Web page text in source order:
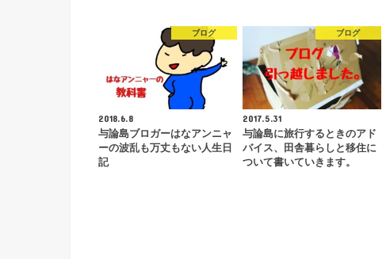
ブログ
2018.6.8
与論島ブロガーはなアンニャ
ーの波乱も万丈もない人生日
記
ブログ
2017.5.31
与論島に旅行するときのアド
バイス、田舎暮らしと移住に
ついて書いていきます。